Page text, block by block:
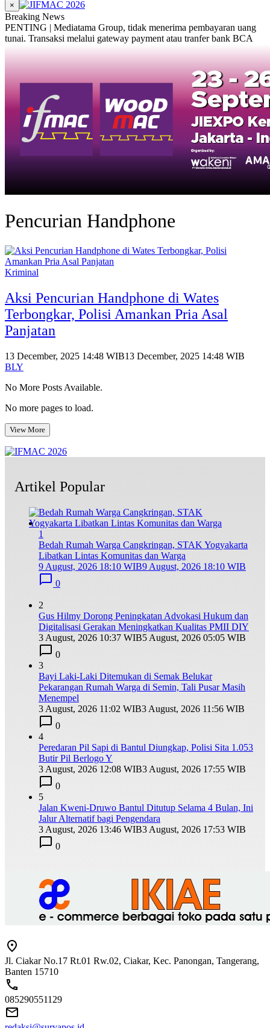
×
Breaking News
PENTING | Mediatama Group, tidak menerima pembayaran uang
tunai. Transaksi melalui gateway payment atau tranfer bank BCA
Pencurian Handphone
Kriminal
Aksi Pencurian Handphone di Wates
Terbongkar, Polisi Amankan Pria Asal
Panjatan
13 December, 2025 14:48 WIB13 December, 2025 14:48 WIB
BLY
No More Posts Available.
No more pages to load.
View More
Artikel Popular
1
Bedah Rumah Warga Cangkringan, STAK Yogyakarta
Libatkan Lintas Komunitas dan Warga
9 August, 2026 18:10 WIB9 August, 2026 18:10 WIB
0
2
Gus Hilmy Dorong Peningkatan Advokasi Hukum dan
Digitalisasi Gerakan Meningkatkan Kualitas PMII DIY
3 August, 2026 10:37 WIB5 August, 2026 05:05 WIB
0
3
Bayi Laki-Laki Ditemukan di Semak Belukar
Pekarangan Rumah Warga di Semin, Tali Pusar Masih
Menempel
3 August, 2026 11:02 WIB3 August, 2026 11:56 WIB
0
4
Peredaran Pil Sapi di Bantul Diungkap, Polisi Sita 1.053
Butir Pil Berlogo Y
3 August, 2026 12:08 WIB3 August, 2026 17:55 WIB
0
5
Jalan Kweni-Druwo Bantul Ditutup Selama 4 Bulan, Ini
Jalur Alternatif bagi Pengendara
3 August, 2026 13:46 WIB3 August, 2026 17:53 WIB
0
Jl. Ciakar No.17 Rt.01 Rw.02, Ciakar, Kec. Panongan, Tangerang,
Banten 15710
085290551129